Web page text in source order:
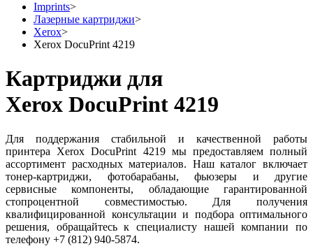
Imprints>
Лазерные картриджи>
Xerox>
Xerox DocuPrint 4219
Картриджи для
Xerox DocuPrint 4219
Для поддержания стабильной и качественной работы
принтера Xerox DocuPrint 4219 мы предоставляем полный
ассортимент расходных материалов. Наш каталог включает
тонер-картриджи, фотобарабаны, фьюзеры и другие
сервисные компоненты, обладающие гарантированной
стопроцентной совместимостью. Для получения
квалифицированной консультации и подбора оптимального
решения, обращайтесь к специалисту нашей компании по
телефону +7 (812) 940-5874.